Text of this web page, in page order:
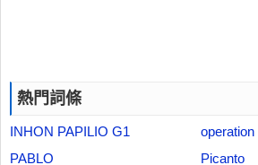
熱門詞條
INHON PAPILIO G1
operation
PABLO
Picanto